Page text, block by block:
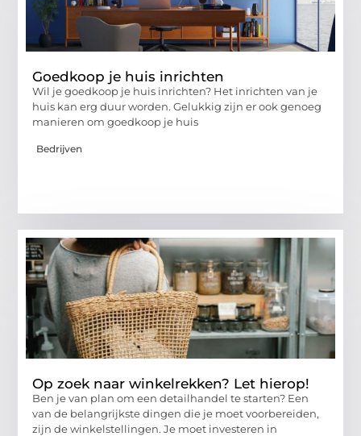
Goedkoop je huis inrichten
Wil je goedkoop je huis inrichten? Het inrichten van je
huis kan erg duur worden. Gelukkig zijn er ook genoeg
manieren om goedkoop je huis
Bedrijven
Op zoek naar winkelrekken? Let hierop!
Ben je van plan om een ​​detailhandel te starten? Een
van de belangrijkste dingen die je moet voorbereiden,
zijn de winkelstellingen. Je moet investeren in